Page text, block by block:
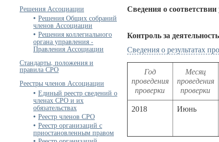
Решения Ассоциации
Решения Общих собраний
членов Ассоциации
Решения коллегиального
органа управления -
Правления Ассоциации
Стандарты, положения и
правила СРО
Реестры членов Ассоциации
Единый реестр сведений о
членах СРО и их
обязательствах
Реестр членов СРО
Реестр организаций с
приостановленным правом
Сведения о
Контроль за
Сведения о результатах
Год
проведения
проверки
Месяц
проведения
проверки
2018 Июнь